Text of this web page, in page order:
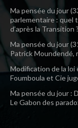
Ma pensée du jour
parlementaire : quel
d’après la Transition ?
Ma pensée du jour
Patrick Moundendé,
Modification de la
Foumboula et Cie
Ma pensée du jour :
Le Gabon des